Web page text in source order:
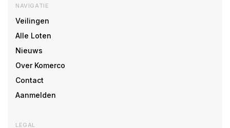
NAVIGATIE
Veilingen
Alle Loten
Nieuws
Over Komerco
Contact
Aanmelden
LEGAL